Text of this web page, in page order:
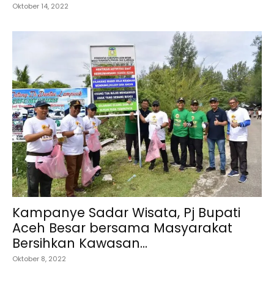
Oktober 14, 2022
Kampanye Sadar Wisata, Pj Bupati
Aceh Besar bersama Masyarakat
Bersihkan Kawasan...
Oktober 8, 2022